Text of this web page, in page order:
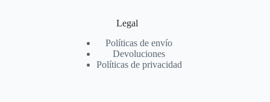
Legal
Políticas de envío
Devoluciones
Políticas de privacidad